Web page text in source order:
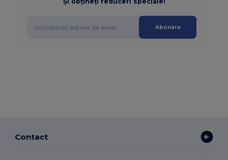
Abonare
Contact